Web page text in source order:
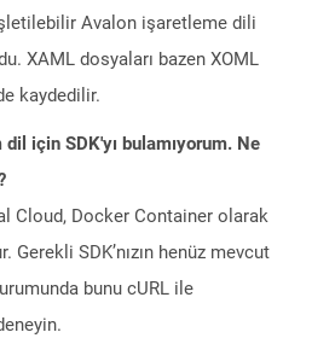
Avalon işaretleme dili
XAML dosyaları bazen XOML
kaydedilir.
için SDK'yı bulamıyorum. Ne
Cloud, Docker Container olarak
Gerekli SDK’nızın henüz mevcut
bunu cURL ile